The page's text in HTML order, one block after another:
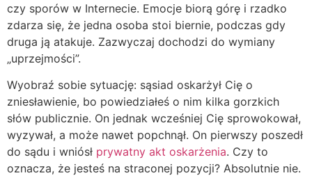
czy sporów w Internecie. Emocje biorą górę i rzadko
zdarza się, że jedna osoba stoi biernie, podczas gdy
druga ją atakuje. Zazwyczaj dochodzi do wymiany
„uprzejmości”.
Wyobraź sobie sytuację: sąsiad oskarżył Cię o
zniesławienie, bo powiedziałeś o nim kilka gorzkich
słów publicznie. On jednak wcześniej Cię sprowokował,
wyzywał, a może nawet popchnął. On pierwszy poszedł
do sądu i wniósł prywatny akt oskarżenia. Czy to
oznacza, że jesteś na straconej pozycji? Absolutnie nie.